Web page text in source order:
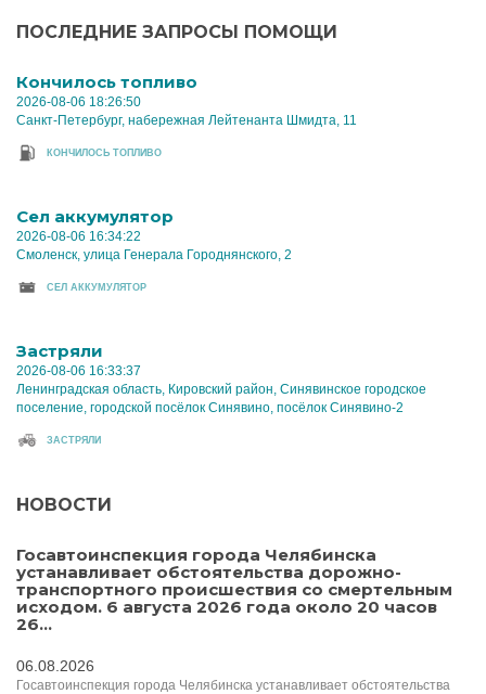
ПОСЛЕДНИЕ ЗАПРОСЫ ПОМОЩИ
Кончилось топливо
2026-08-06 18:26:50
Санкт-Петербург, набережная Лейтенанта Шмидта, 11
КОНЧИЛОСЬ ТОПЛИВО
Cел аккумулятор
2026-08-06 16:34:22
Смоленск, улица Генерала Городнянского, 2
CЕЛ АККУМУЛЯТОР
Застряли
2026-08-06 16:33:37
Ленинградская область, Кировский район, Синявинское городское
поселение, городской посёлок Синявино, посёлок Синявино-2
ЗАСТРЯЛИ
НОВОСТИ
Госавтоинспекция города Челябинска
устанавливает обстоятельства дорожно-
транспортного происшествия со смертельным
исходом. 6 августа 2026 года около 20 часов
26...
06.08.2026
Госавтоинспекция города Челябинска устанавливает обстоятельства